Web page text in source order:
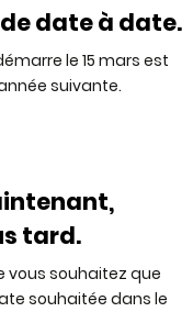
date à date.
le 15 mars est
suivante.
tard.
vous souhaitez que
souhaitée dans le